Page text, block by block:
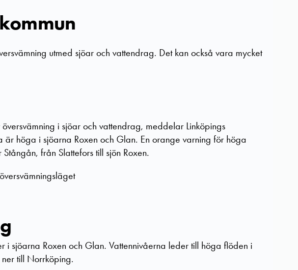
utmed sjöar och vattendrag. Det kan också vara mycket
i sjöar och vattendrag, meddelar Linköpings
är höga i sjöarna Roxen och Glan. En orange varning för höga
från Slattefors till sjön Roxen.
i sjöarna Roxen och Glan. Vattennivåerna leder till höga flöden i
till Norrköping.